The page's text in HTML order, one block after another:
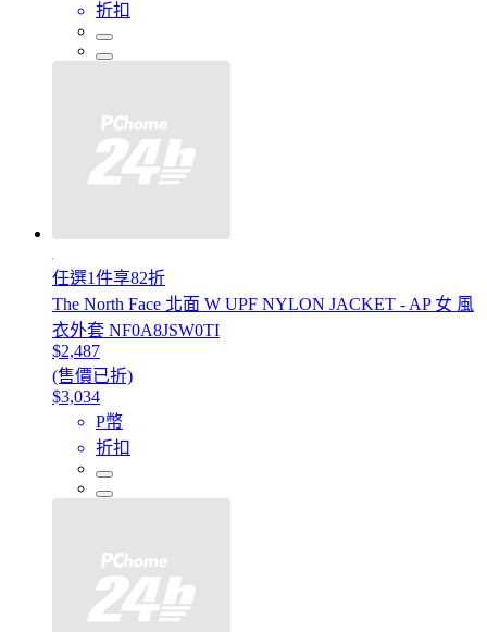
折扣
任選1件享82折
The North Face 北面 W UPF NYLON JACKET - AP 女 風
衣外套 NF0A8JSW0TI
$2,487
(售價已折)
$3,034
P幣
折扣